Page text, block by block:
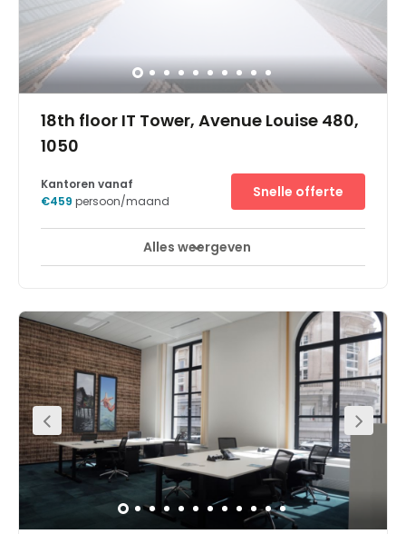
are also available a ten-minute walk away.
18th floor IT Tower, Avenue Louise 480,
1050
Break-Out Ruimtes Business lounge
stad. In de toren huizen vele bedrijven, zoals
ondernemingen uit het bankwezen en de professionele
dienstverlening. Het stadscentrum ligt vlakbij, met een
korte rit met de tram of te voet ben je er zo.De IT Tower ligt
aan de Louizalaan, een van de stijlvolste straten van
Brussel. Tijdens uw pauze kunt u hier koffiedrinken of even
uw hoofd leegmaken met een wandeling in de
Koningstuin of Ter Kamerenbos: het ligt allemaal net om
de hoek.- Een plek om zaken te doen in stijl- Conciërge
dienst, sportfaciliteit, restaurant en parking beschikbaar-
Prachtig uitzicht over Brussel en de Abdij Ter Kameren-
Voicemaildiensten zodat u nooit iets mist- Business
Lounges om ook onderweg productief te blijven-
Professionele vergaderruimtes waar u mensen samen
Kantoren vanaf
€459 persoon/maand
Snelle offerte
Alles weergeven